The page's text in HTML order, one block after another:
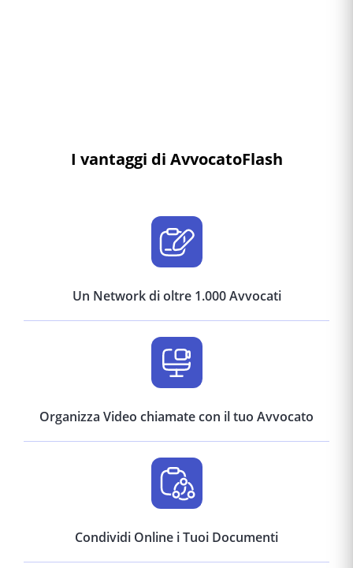
I vantaggi di AvvocatoFlash
Un Network di oltre 1.000 Avvocati
Organizza Video chiamate con il tuo Avvocato
Condividi Online i Tuoi Documenti